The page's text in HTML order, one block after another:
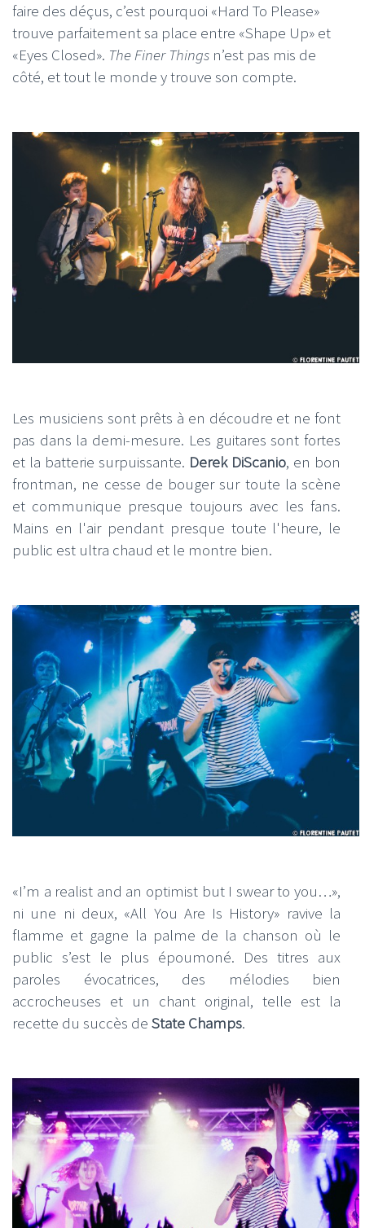
faire des déçus, c’est pourquoi «Hard To Please»
trouve parfaitement sa place entre «Shape Up» et
«Eyes Closed». The Finer Things n’est pas mis de
côté, et tout le monde y trouve son compte.
Les musiciens sont prêts à en découdre et ne font
pas dans la demi-mesure. Les guitares sont fortes
et la batterie surpuissante. Derek DiScanio, en bon
frontman, ne cesse de bouger sur toute la scène
et communique presque toujours avec les fans.
Mains en l'air pendant presque toute l'heure, le
public est ultra chaud et le montre bien.
«I’m a realist and an optimist but I swear to you…»,
ni une ni deux, «All You Are Is History» ravive la
flamme et gagne la palme de la chanson où le
public s’est le plus époumoné. Des titres aux
paroles évocatrices, des mélodies bien
accrocheuses et un chant original, telle est la
recette du succès de State Champs.